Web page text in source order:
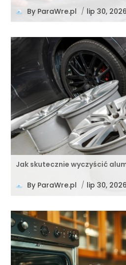
By ParaWre.pl / lip 30, 2026
Jak skutecznie wyczyścić
By ParaWre.pl / lip 30, 2026